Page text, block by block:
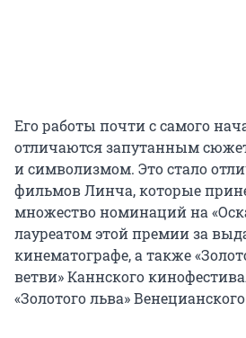
Его работы почти с самого
отличаются запутанным
и символизмом. Это стало
фильмов Линча, которые
множество номинаций на
лауреатом этой премии за
кинематографе, а также
ветви» Каннского
«Золотого льва»